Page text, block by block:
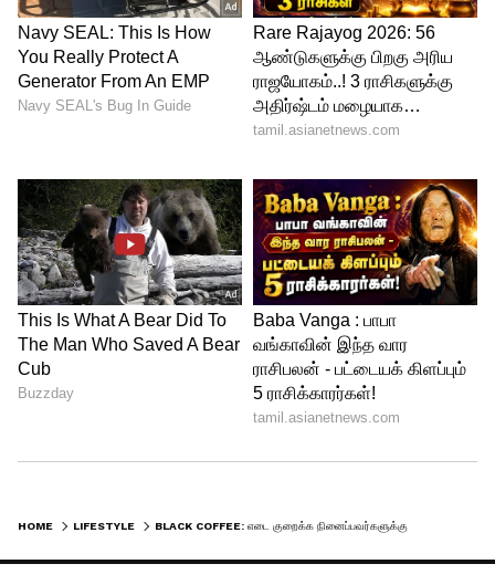
எந்த நேரத்தில் குடித்தால் அதிக நன்மை?
சரி, பிளாக் காபியை எந்த நேரத்தில்
குடித்தால் அதிக நன்மை கிடைக்கும்?
உடற்பயிற்சி செய்வதற்கு முன்பு
எனர்ஜி லெவலை அதிகரித்து, அதிக நேரம்
உடற்பயிற்சி செய்ய உதவும். காலையில்
வெறும் வயிற்றில் பிளாக் காபி
குடித்துவிட்டு உடற்பயிற்சி செய்யுங்கள்.
5
6
HOME LIFESTYLE